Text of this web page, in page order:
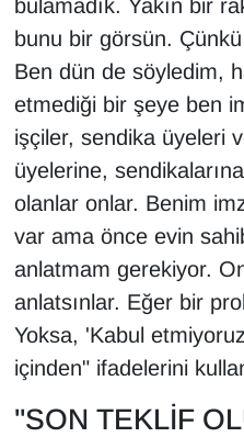
bulamadık. Yakın bir
bunu bir görsün.
Ben dün de söyledim,
etmediği bir şeye ben
işçiler, sendika üyeleri
üyelerine,
olanlar onlar. Benim
var ama önce evin
anlatmam gerekiyor.
anlatsınlar. Eğer bir
Yoksa, 'Kabul
içinden" ifadelerini
"SON TEKLİF